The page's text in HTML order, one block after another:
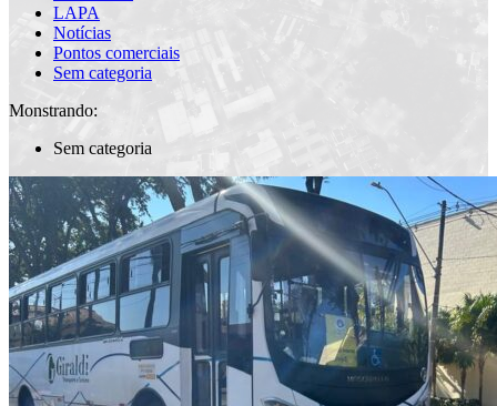
LAPA
Notícias
Pontos comerciais
Sem categoria
Monstrando:
Sem categoria